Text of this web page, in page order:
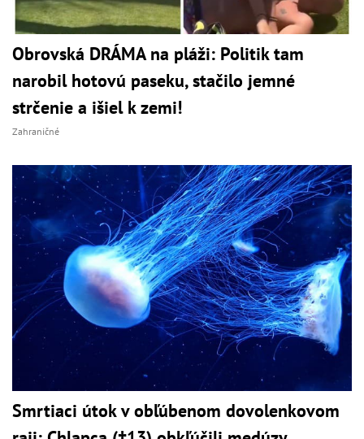
Obrovská DRÁMA na pláži: Politik tam
narobil hotovú paseku, stačilo jemné
strčenie a išiel k zemi!
Zahraničné
Smrtiaci útok v obľúbenom dovolenkovom